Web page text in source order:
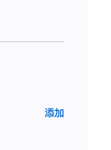
添加